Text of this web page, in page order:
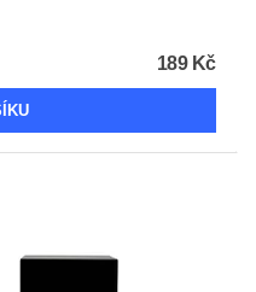
189 Kč